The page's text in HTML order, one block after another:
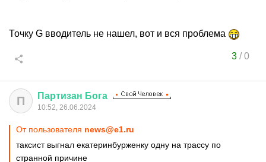
Точку G вводитель не нашел, вот и вся проблема
3/0
П Партизан Бога
10:52, 26.06.2024
От пользователя news@e1.ru
таксист выгнал екатеринбурженку одну на трассу по
странной причине